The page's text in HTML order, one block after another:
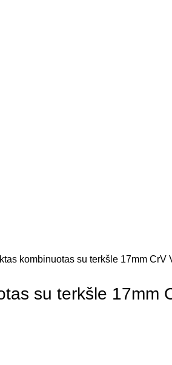
kombinuotas su terkšle 17mm CrV
su terkšle 17mm